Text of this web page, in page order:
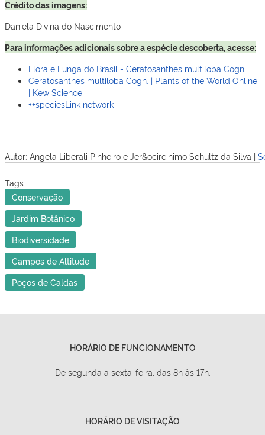
Crédito das imagens:
Daniela Divina do Nascimento
Para informações adicionais sobre a espécie descoberta, acesse:
Flora e Funga do Brasil - Ceratosanthes multiloba Cogn.
Ceratosanthes multiloba Cogn. | Plants of the World Online
| Kew Science
++speciesLink network
Autor: Angela Liberali Pinheiro e Jer&ocirc;nimo Schultz da Silva |
Tags:
Conservação
Jardim Botânico
Biodiversidade
Campos de Altitude
Poços de Caldas
HORÁRIO DE FUNCIONAMENTO
De segunda a sexta-feira, das 8h às 17h.
HORÁRIO DE VISITAÇÃO